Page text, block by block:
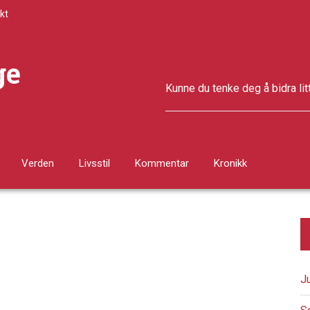
Kunne du tenke deg å bidra
Verden Livsstil Kommentar Kronikk